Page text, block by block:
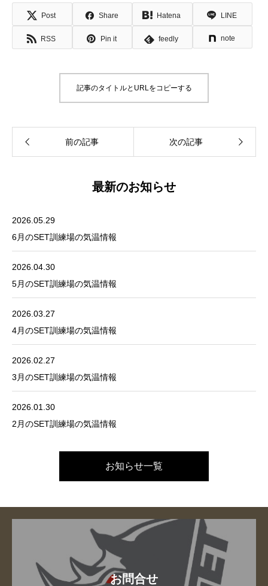
Post Share Hatena LINE
RSS Pin it feedly note
記事のタイトルとURLをコピーする
最新のお知らせ
2026.05.29
6月のSET訓練場の気温情報
2026.04.30
5月のSET訓練場の気温情報
2026.03.27
4月のSET訓練場の気温情報
2026.02.27
3月のSET訓練場の気温情報
2026.01.30
2月のSET訓練場の気温情報
お知らせ一覧
お問合せ